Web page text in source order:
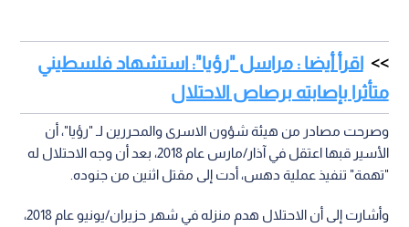
اقرأ أيضا : مراسل "رؤيا": استشهاد فلسطيني
متأثرا بإصابته برصاص الاحتلال
وصرحت مصادر من هيئة شؤون الاسرى والمحررين لـ "رؤيا"، أن
الأسير قبها اعتقل في آذار/مارس عام 2018، بعد أن وجه الاحتلال له
"تهمة" تنفيذ عملية دهس، أدت إلى مقتل اثنين من جنوده.
وأشارت إلى أن الاحتلال هدم منزله في شهر حزيران/يونيو عام 2018،